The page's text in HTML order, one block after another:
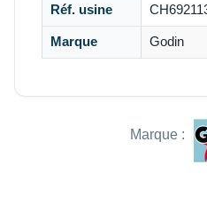
Réf. usine
Marque Godin
Marque :